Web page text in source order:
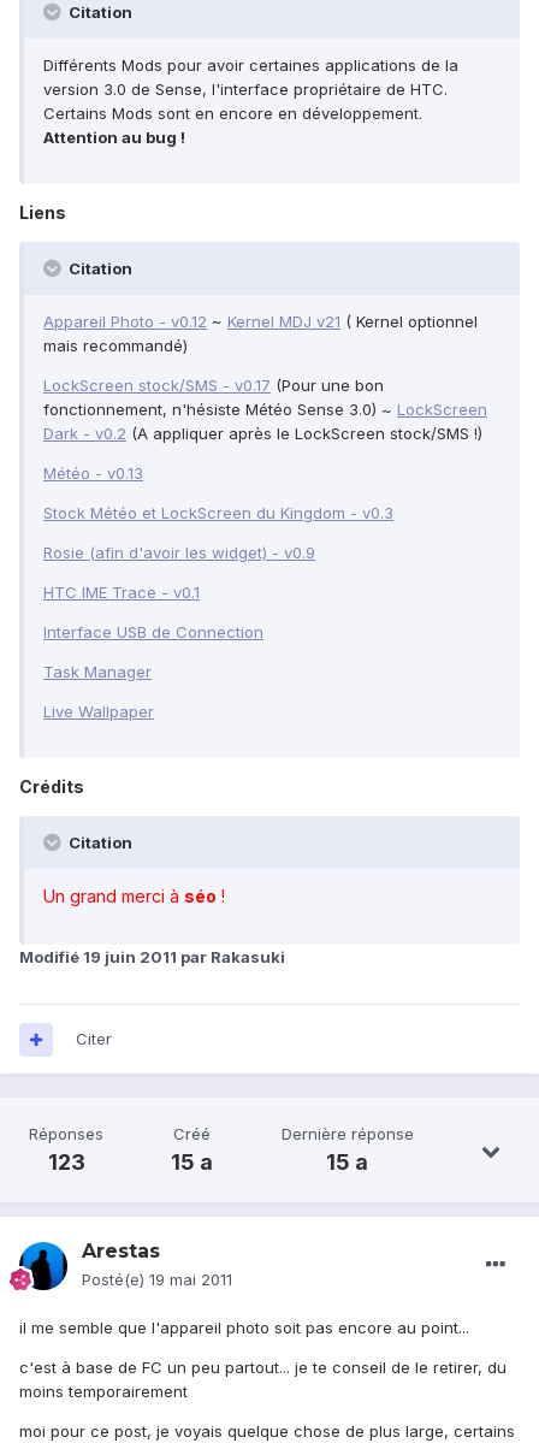
Citation
Différents Mods pour avoir certaines applications de la
version 3.0 de Sense, l'interface propriétaire de HTC.
Certains Mods sont en encore en développement.
Attention au bug !
Liens
Citation
Appareil Photo - v0.12 ~ Kernel MDJ v21 ( Kernel optionnel
mais recommandé)
LockScreen stock/SMS - v0.17 (Pour une bon
fonctionnement, n'hésiste Météo Sense 3.0) ~ LockScreen
Dark - v0.2 (A appliquer après le LockScreen stock/SMS !)
Météo - v0.13
Stock Météo et LockScreen du Kingdom - v0.3
Rosie (afin d'avoir les widget) - v0.9
HTC IME Trace - v0.1
Interface USB de Connection
Task Manager
Live Wallpaper
Crédits
Citation
Un grand merci à séo !
Modifié 19 juin 2011 par Rakasuki
Citer
Réponses
123
Créé
15 a
Dernière réponse
15 a
Arestas
Posté(e) 19 mai 2011
il me semble que l'appareil photo soit pas encore au point...
c'est à base de FC un peu partout... je te conseil de le retirer, du
moins temporairement
moi pour ce post, je voyais quelque chose de plus large, certains